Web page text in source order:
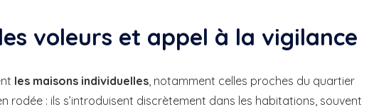
voleurs et appel à la vigilance
les maisons individuelles , notamment celles proches du quartier
rodée : ils s’introduisent discrètement dans les habitations, souvent